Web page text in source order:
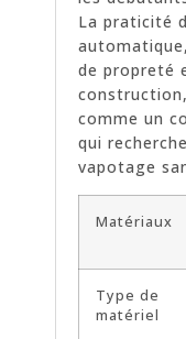
La praticité
de propreté
comme un
qui
vapotage
Matériaux
Type de
matériel